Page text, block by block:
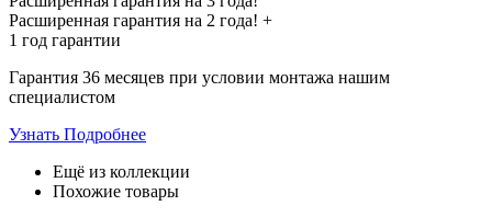
Расширенная гарантия на 2 года! +
1 год гарантии
Гарантия 36 месяцев при условии монтажа нашим
специалистом
Узнать Подробнее
Ещё из коллекции
Похожие товары